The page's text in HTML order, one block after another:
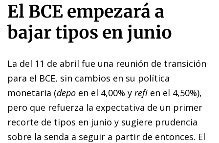
El BCE empezará a
bajar tipos en junio
La del 11 de abril fue una reunión de transición
para el BCE, sin cambios en su política
monetaria (depo en el 4,00% y refi en el 4,50%),
pero que refuerza la expectativa de un primer
recorte de tipos en junio y sugiere prudencia
sobre la senda a seguir a partir de entonces. El